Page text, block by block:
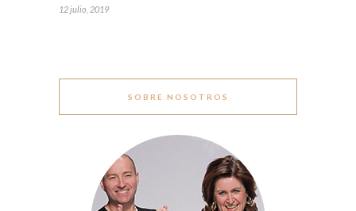
12 julio, 2019
SOBRE NOSOTROS